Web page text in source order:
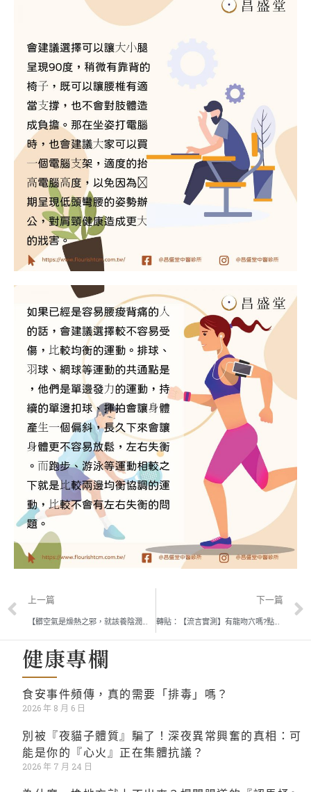
上一篇
【髒空氣是燥熱之邪，就該養陰潤燥、清肺解毒以治？中醫師這樣說】昌盛堂 施堯鈞醫師
下一篇
轉貼：【流言實測】有龍吻穴嗎?點穴是真的嗎? 實測針灸失去味覺?來找中醫實測 | 為了實驗，把辣椒醬shot掉!
健康專欄
食安事件頻傳，真的需要「排毒」嗎？
2026 年 8 月 6 日
別被『夜貓子體質』騙了！深夜異常興奮的真相：可
能是你的『心火』正在集體抗議？
2026 年 7 月 24 日